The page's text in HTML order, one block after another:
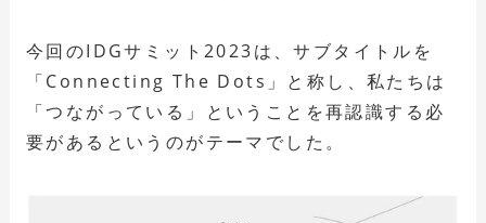
今回のIDGサミット2023は、サブタイトルを
「Connecting The Dots」と称し、私たちは
「つながっている」ということを再認識する必
要があるというのがテーマでした。